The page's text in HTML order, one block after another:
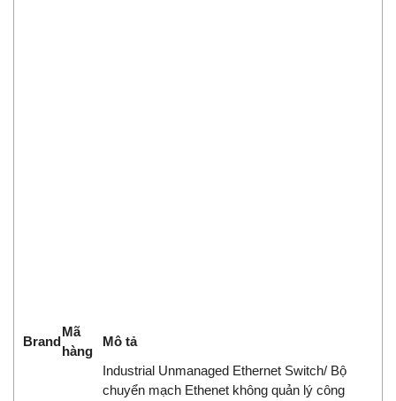
Brand
Mã
hàng
Mô tả
Industrial Unmanaged Ethernet Switch/ Bộ
chuyển mạch Ethenet không quản lý công